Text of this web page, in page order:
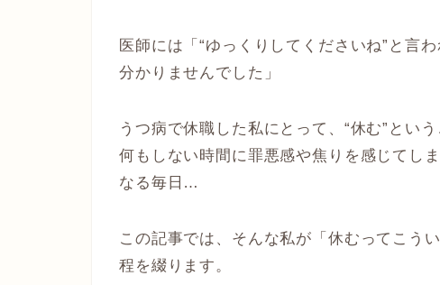
医師には「“ゆっくりしてくださいね”と言
分かりませんでした」
うつ病で休職した私にとって、“休む”とい
何もしない時間に罪悪感や焦りを感じてし
なる毎日…
この記事では、そんな私が「休むってこう
程を綴ります。